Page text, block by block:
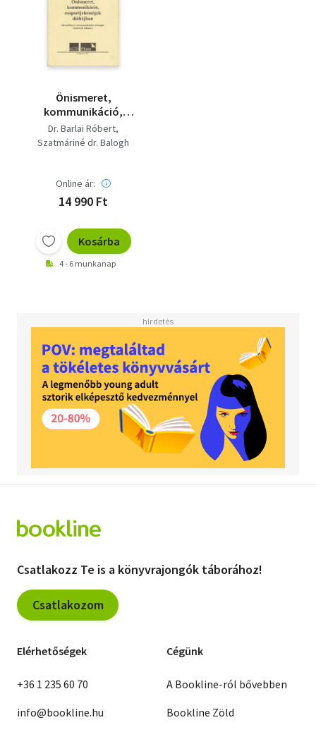
Önismeret,
kommunikáció,
csoportjelenségek
dióhéjban:
tréningek résztvevői
számára
Dr. Barlai Róbert
Szatmáriné dr. Balogh
Online ár:
14 990 Ft
Kosárba
4 - 6 munkanap
Csatlakozz Te is a könyvrajongók táborához!
Csatlakozom
Elérhetőségek
+36 1 235 60 70
info@bookline.hu
Cégünk
A Bookline-ról bővebben
Bookline Zöld